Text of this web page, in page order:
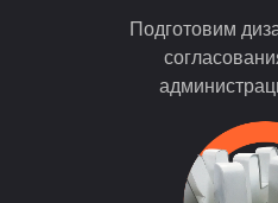
Подготовим